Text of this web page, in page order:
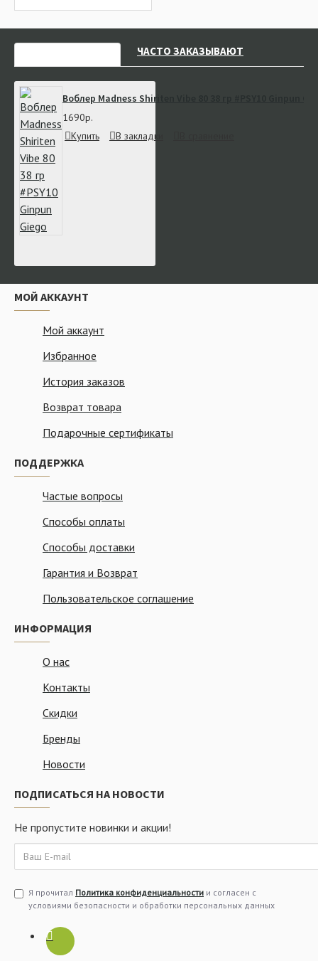
ЧАСТО ЗАКАЗЫВАЮТ
Воблер Madness Shiriten Vibe 80 38 гр #PSY10 Ginpun
1690р.
Купить
В закладки
МОЙ АККАУНТ
Мой аккаунт
Избранное
История заказов
Возврат товара
Подарочные сертификаты
ПОДДЕРЖКА
Частые вопросы
Способы оплаты
Способы доставки
Гарантия и Возврат
Пользовательское соглашение
ИНФОРМАЦИЯ
О нас
Контакты
Скидки
Бренды
Новости
ПОДПИСАТЬСЯ НА НОВОСТИ
Не пропустите новинки и акции!
Я прочитал Политика конфиденциальности и согласен с
условиями безопасности и обработки персональных данных